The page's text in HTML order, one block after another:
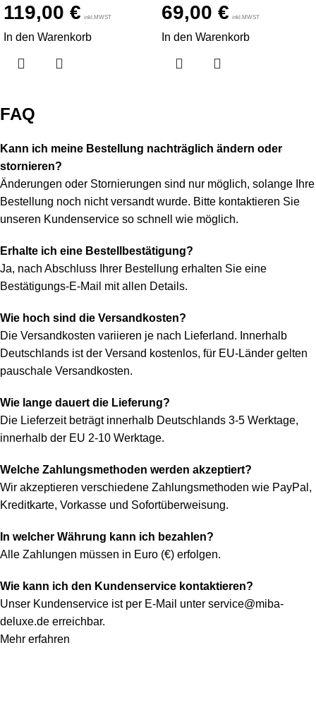
119,00 € inkl.MWST
In den Warenkorb
69,00 € inkl.MWST
In den Warenkorb
FAQ
Kann ich meine Bestellung nachträglich ändern oder
stornieren?
Änderungen oder Stornierungen sind nur möglich, solange Ihre
Bestellung noch nicht versandt wurde. Bitte kontaktieren Sie
unseren Kundenservice so schnell wie möglich.
Erhalte ich eine Bestellbestätigung?
Ja, nach Abschluss Ihrer Bestellung erhalten Sie eine
Bestätigungs-E-Mail mit allen Details.
Wie hoch sind die Versandkosten?
Die Versandkosten variieren je nach Lieferland. Innerhalb
Deutschlands ist der Versand kostenlos, für EU-Länder gelten
pauschale Versandkosten.
Wie lange dauert die Lieferung?
Die Lieferzeit beträgt innerhalb Deutschlands 3-5 Werktage,
innerhalb der EU 2-10 Werktage.
Welche Zahlungsmethoden werden akzeptiert?
Wir akzeptieren verschiedene Zahlungsmethoden wie PayPal,
Kreditkarte, Vorkasse und Sofortüberweisung.
In welcher Währung kann ich bezahlen?
Alle Zahlungen müssen in Euro (€) erfolgen.
Wie kann ich den Kundenservice kontaktieren?
Unser Kundenservice ist per E-Mail unter service@miba-
deluxe.de erreichbar.
Mehr erfahren